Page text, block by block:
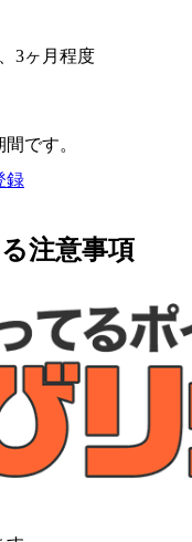
3ヶ月程度
です。
録
注意事項